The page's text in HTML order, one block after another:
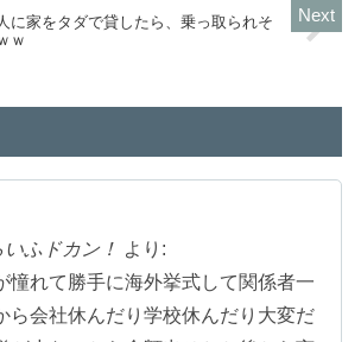
に家をタダで貸したら、乗っ取られそ
ｗ
ふドカン！ より:
憧れて勝手に海外挙式して関係者一
ら会社休んだり学校休んだり大変だ